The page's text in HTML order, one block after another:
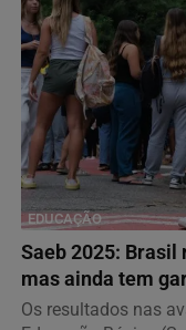
EDUCAÇÃO
Saeb 2025:
mas ainda tem
Os resultados nas